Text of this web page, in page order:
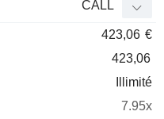
CALL
423,06 €
423,06
Illimité
7.95x